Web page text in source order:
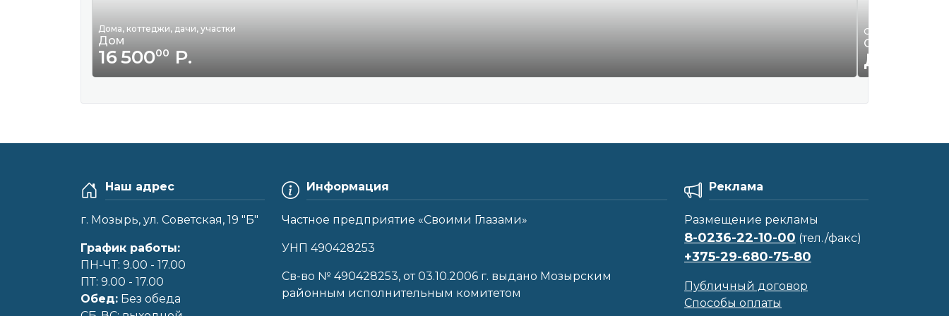
Дома, коттеджи, дачи, участки
Дом
16 50000Р.
Оргтехника
Офисная
Наш адрес
г. Мозырь, ул. Советская, 19 "Б"
График работы:
ПН-ЧТ: 9.00 - 17.00
ПТ: 9.00 - 17.00
Обед: Без обеда
Информация
Частное предприятие «Своими Глазами»
УНП 490428253
Cв-во № 490428253, от 03.10.2006 г. выдано Мозырским
районным исполнительным комитетом
Реклама
Размещение рекламы
8-0236-22-10-00 (тел./факс)
+375-29-680-75-80
Публичный договор
Способы оплаты